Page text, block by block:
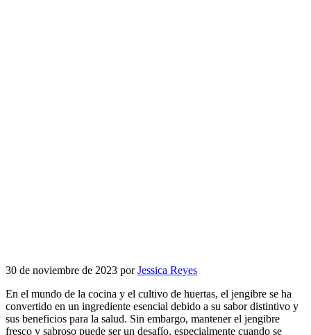
30 de noviembre de 2023 porJessica Reyes
En el mundo de la cocina y el cultivo de huertas, el jengibre se ha
convertido en un ingrediente esencial debido a su sabor distintivo y
sus beneficios para la salud. Sin embargo, mantener el jengibre
fresco y sabroso puede ser un desafío, especialmente cuando se